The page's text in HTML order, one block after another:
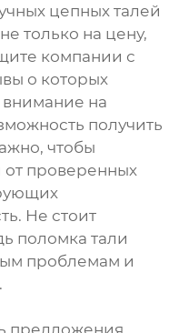
цепных талей
только на цену,
компании с
о которых
на
получить
чтобы
от проверенных
Не стоит
поломка тали
проблемам и
предложения